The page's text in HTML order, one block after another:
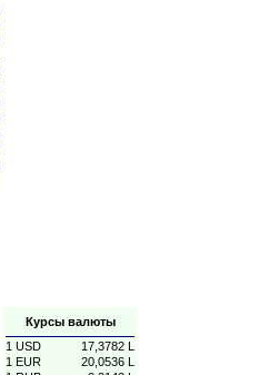
Курсы валюты
1 USD
17,3782 L
1 EUR
20,0536 L